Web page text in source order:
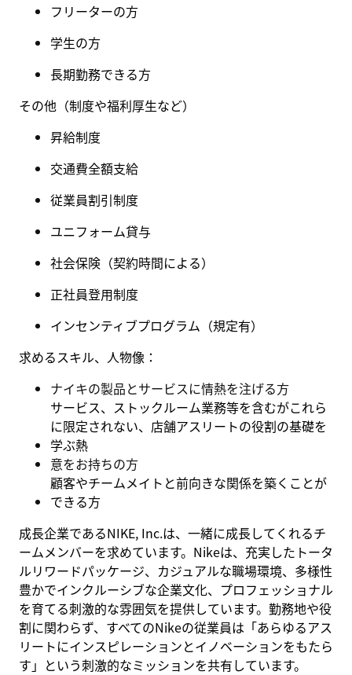
フリーターの方
学生の方
長期勤務できる方
その他（制度や福利厚生など）
昇給制度
交通費全額支給
従業員割引制度
ユニフォーム貸与
社会保険 （契約時間による）
正社員登用制度
インセンティブプログラム（規定有）
求めるスキル、人物像：
ナイキの製品とサービスに情熱を注げる方
サービス、ストックルーム業務等を含むがこれら
に限定されない、店舗アスリートの役割の基礎を
学ぶ熱
意をお持ちの方
顧客やチームメイトと前向きな関係を築くことが
できる方
成長企業であるNIKE, Inc.は、一緒に成長してくれるチ
ームメンバーを求めています。Nikeは、充実したトータ
ルリワードパッケージ、カジュアルな職場環境、多様性
豊かでインクルーシブな企業文化、プロフェッショナル
を育てる刺激的な雰囲気を提供しています。勤務地や役
割に関わらず、すべてのNikeの従業員は「あらゆるアス
リートにインスピレーションとイノベーションをもたら
す」という刺激的なミッションを共有しています。